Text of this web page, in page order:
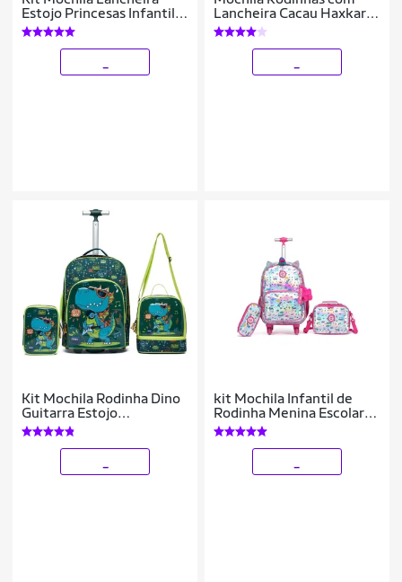
Estojo Princesas Infantil
Feminina Rodinha Escolar
Disney
Lancheira Cacau Haxkar
Kit Escolar Infantil
Feminino
Kit Mochila Rodinha Dino
Guitarra Estojo
Organizador Lancheira
Térmica 33 Litros
kit Mochila Infantil de
Rodinha Menina Escolar
Lancheira Estojo
Reforçada